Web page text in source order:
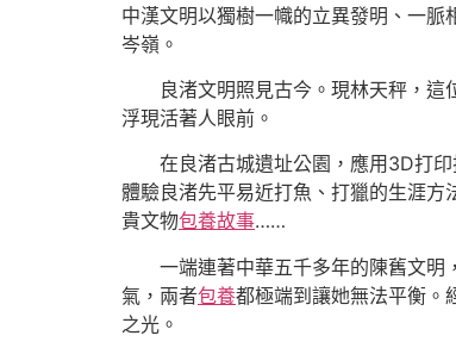
中漢文明以獨樹一幟的立異發明、一脈
岑嶺。
良渚文明照見古今。現林天秤，
浮現活著人眼前。
在良渚古城遺址公園，應用3D打
體驗良渚先平易近打魚、打獵的生涯方
貴文物包養故事……
一端連著中華五千多年的陳舊文明
氣，兩者包養都極端到讓她無法平衡。
之光。